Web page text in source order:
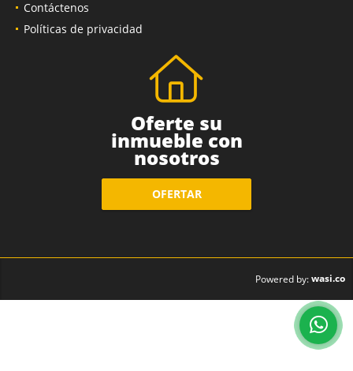
Contáctenos
Políticas de privacidad
Oferte su
inmueble con
nosotros
OFERTAR
Powered by:wasi.co